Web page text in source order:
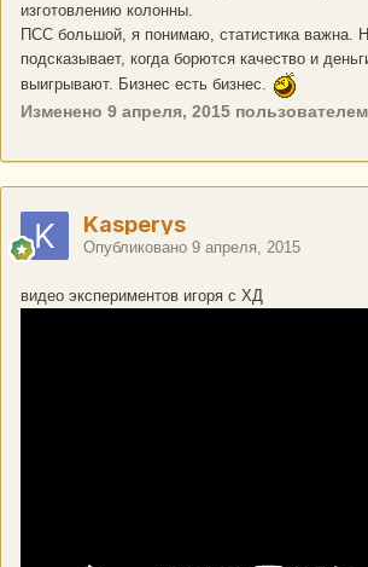
изготовлению колонны.
ПСС большой, я понимаю, статистика важна.
подсказывает, когда борются качество и
выигрывают. Бизнес есть бизнес.
Изменено 9 апреля, 2015
Kasperys
Опубликовано 9 апреля, 2015
видео экспериментов игоря с ХД